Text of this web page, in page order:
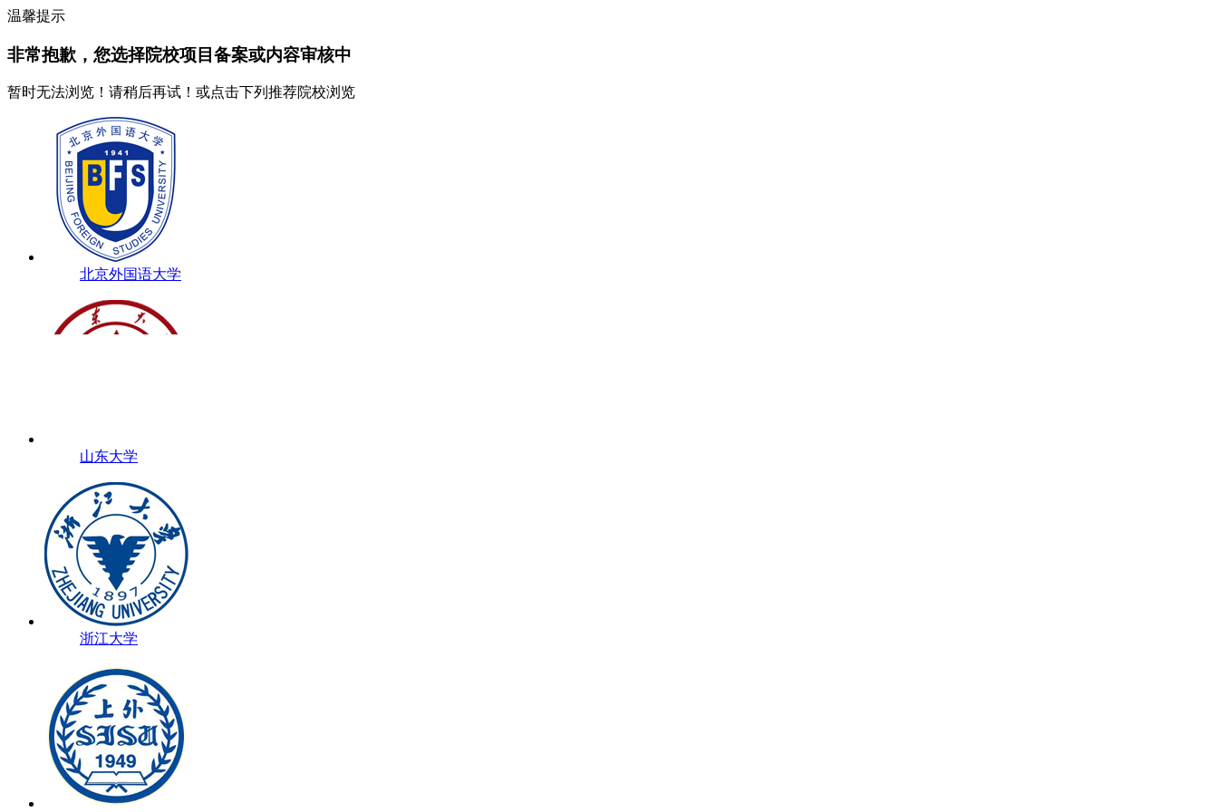
温馨提示
非常抱歉，您选择院校项目 备案或内容审核中
暂时无法浏览！请稍后再试！或点击下列推荐院校浏览
北京外国语大学
山东大学
浙江大学